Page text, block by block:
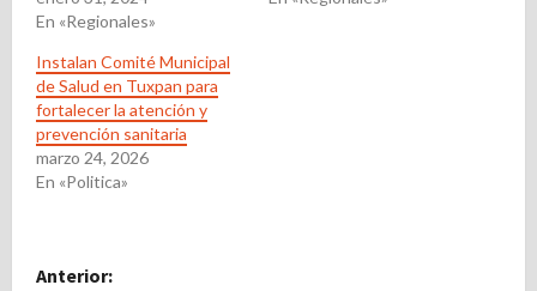
En «Regionales»
Instalan Comité Municipal
de Salud en Tuxpan para
fortalecer la atención y
prevención sanitaria
marzo 24, 2026
En «Politica»
N
Anterior: